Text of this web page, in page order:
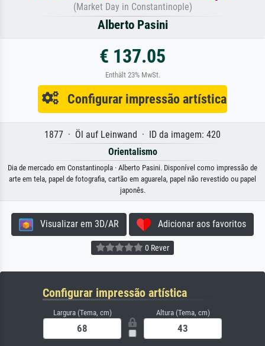
(Market Day in Constantinople)
Alberto Pasini
€ 137.05
Enthält 23% MwSt.
Configurar impressão artística
1877 · Öl auf Leinwand · ID da imagem: 420
Orientalismo
Dia de mercado em Constantinopla · Alberto Pasini. Disponível como impressão de
arte em tela, papel de fotografia, cartão em aguarela, papel não revestido ou papel
japonês.
Visualizar em 3D/AR Adicionar aos favoritos
0 Rever
Configurar impressão artística
Largura (Tema, cm) Altura (Tema, cm)